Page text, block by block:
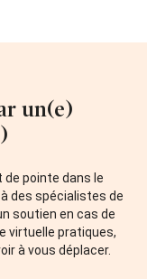
un(e)
de pointe dans le
des spécialistes de
soutien en cas de
virtuelle pratiques,
à vous déplacer.